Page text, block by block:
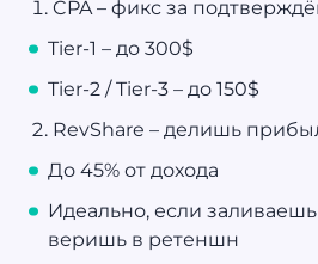
CPA – фикс за
Tier-1 – до 300$
Tier-2 / Tier-3 – до 150$
RevShare – делишь
До 45% от дохода
Идеально, если
веришь в ретеншн